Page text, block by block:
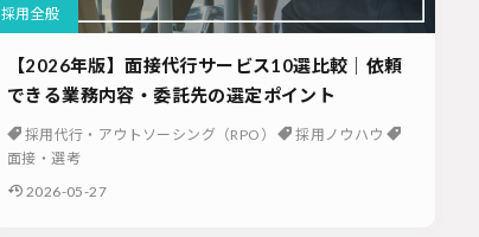
採用全般
【2026年版】面接代行サービス10選比較｜依頼
できる業務内容・委託先の選定ポイント
採用代行・アウトソーシング（RPO）
採用ノウハウ
面接・選考
2026-05-27